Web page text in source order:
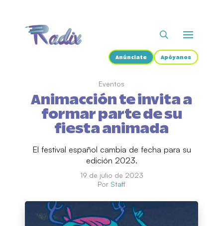
Anúnciate Apóyanos
Eventos
Animacción te invita a
formar parte de su
fiesta animada
El festival español cambia de fecha para su
edición 2023.
19 de julio de 2023
Por Staff